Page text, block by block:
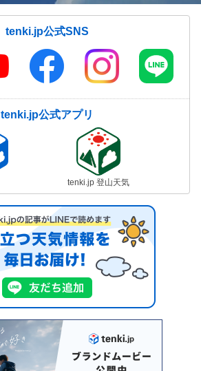
tenki.jp公式SNS
tenki.jp公式アプリ
tenki.jp 登山天気